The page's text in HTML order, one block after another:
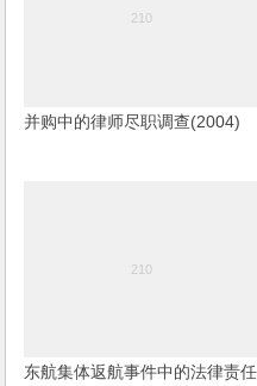
并购中的律师尽职调查(2004)
东航集体返航事件中的法律责任